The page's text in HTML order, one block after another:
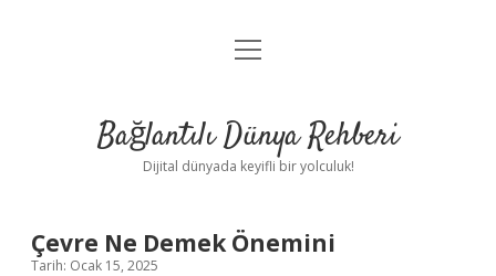
Anasayfa
Yasal Uyarı
menüyü
Bağlantılı Dünya Rehberi
Dijital dünyada keyifli bir yolculuk!
Çevre Ne Demek Önemini
Tarih: Ocak 15, 2025